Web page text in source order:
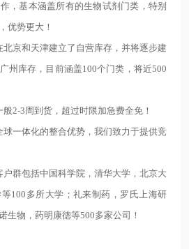
，基本涵盖所有的生物试剂门类，特别
优势更大！
京和天津建立了自营库存，并将逐步建
州库存，目前涵盖100个门类，将近500
2-3周到货，超过时限加急费全免！
一体化的整合优势，我们致力于提供竞
群包括中国科学院，清华大学，北京大
100多所大学；礼来制药，罗氏上海研
生物，药明康德等500多家公司！